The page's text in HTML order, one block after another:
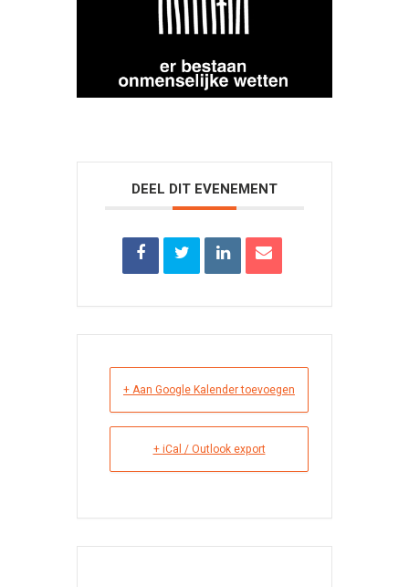
DEEL DIT EVENEMENT
+ Aan Google Kalender toevoegen
+ iCal / Outlook export